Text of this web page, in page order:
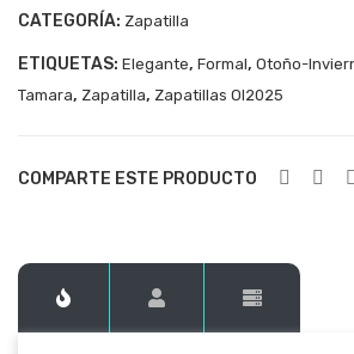
CATEGORÍA: Zapatilla
ETIQUETAS: Elegante, Formal, Otoño-
Tamara, Zapatilla, Zapatillas OI2025
COMPARTE ESTE PRODUCTO